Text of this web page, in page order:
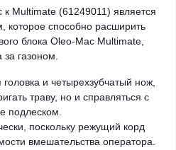
Multimate (61249011) является
которое способно расширить
блока Oleo-Mac Multimate,
газоном.
и четырехзубчатый нож,
траву, но и справляться с
подлеском.
поскольку режущий корд
вмешательства оператора.